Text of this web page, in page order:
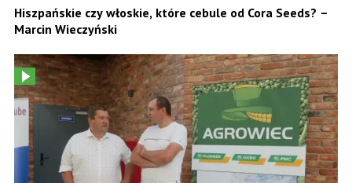
Hiszpańskie czy włoskie, które cebule od Cora Seeds? –
Marcin Wieczyński